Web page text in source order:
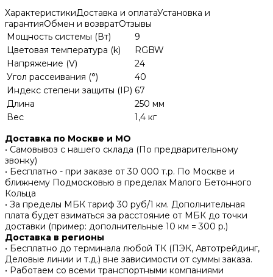
ХарактеристикиДоставка и оплатаУстановка и
гарантияОбмен и возвратОтзывы
Мощность системы (Вт)
9
Цветовая температура (k)
RGBW
Напряжение (V)
24
Угол рассеивания (°)
40
Индекс степени защиты (IP) 67
Длина
250 мм
Вес
1,4 кг
Доставка по Москве и МО
• Самовывоз с нашего склада (По предварительному
звонку)
• Бесплатно - при заказе от 30 000 т.р. По Москве и
ближнему Подмосковью в пределах Малого Бетонного
Кольца
• За пределы МБК тариф 30 руб/1 км. Дополнительная
плата будет взиматься за расстояние от МБК до точки
доставки (пример: дополнительные 10 км = 300 р.)
Доставка в регионы
• Бесплатно до терминала любой ТК (ПЭК, Автотрейдинг,
Деловые линии и т.д.) вне зависимости от суммы заказа.
• Работаем со всеми транспортными компаниями